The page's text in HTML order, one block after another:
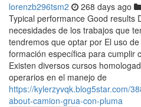
lorenzb296tsm2 268 days ago
Typical performance Good results
necesidades de los trabajos que
tendremos que optar por El uso
formación específica para cumplir
Existen diversos cursos
operarios en el manejo de
https://kylerzyvqk.blog5star.com/
about-camion-grua-con-pluma